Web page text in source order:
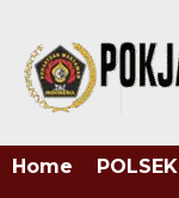
Home POLSEK